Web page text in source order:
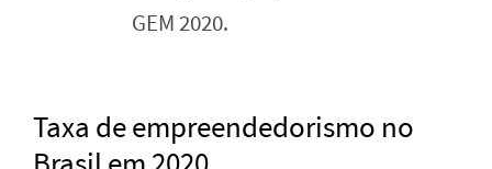
GEM 2020.
Taxa de empreendedorismo no